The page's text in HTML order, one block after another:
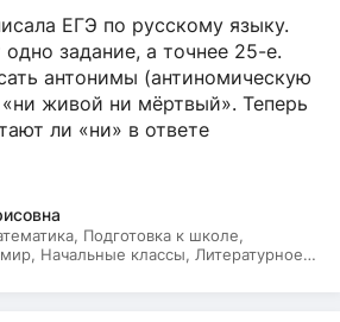
ЕГЭ по русскому языку.
задание, а точнее 25-е.
антонимы (антиномическую
живой ни мёртвый». Теперь
ли «ни» в ответе
Подготовка к школе,
Начальные классы, Литературное